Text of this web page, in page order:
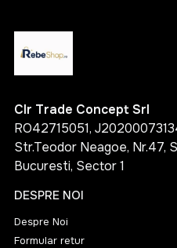
Clr Trade Concept Srl
RO42715051,
Str.Teodor Neagoe, Nr.47,
Bucuresti, Sector 1
DESPRE NOI
Despre Noi
Formular retur